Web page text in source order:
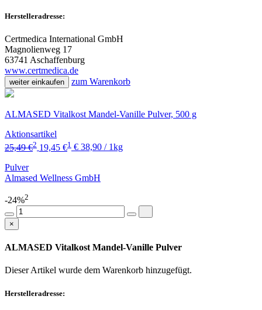
Herstelleradresse:
Certmedica International GmbH
Magnolienweg 17
63741 Aschaffenburg
www.certmedica.de
weiter einkaufen zum Warenkorb
ALMASED Vitalkost Mandel-Vanille Pulver, 500 g
Aktionsartikel
25,49 €2 19,45 €1 € 38,90 / 1kg
Pulver
Almased Wellness GmbH
-24%2
×
ALMASED Vitalkost Mandel-Vanille Pulver
Dieser Artikel wurde dem Warenkorb hinzugefügt.
Herstelleradresse: